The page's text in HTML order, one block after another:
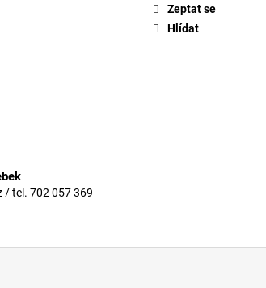
Zeptat se
Hlídat
tel. 702 057 369